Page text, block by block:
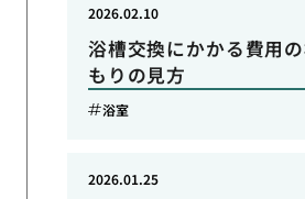
浴槽交換にかかる費用
もりの見方
2026.02.10
浴室
2026.01.25